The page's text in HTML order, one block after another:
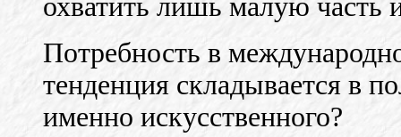
охватить лишь малую часть
Потребность в
тенденция складывается в
именно искусственного?